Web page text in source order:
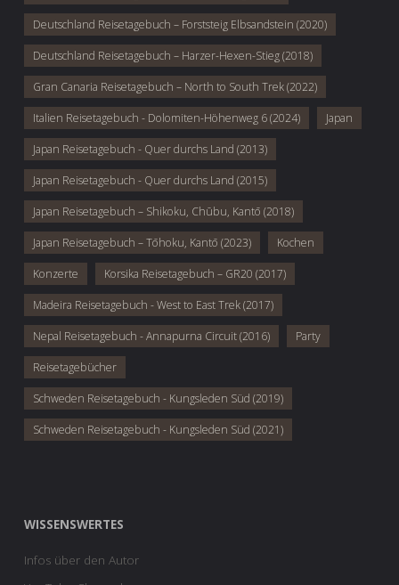
Deutschland Reisetagebuch – Forststeig Elbsandstein (2020)
Deutschland Reisetagebuch – Harzer-Hexen-Stieg (2018)
Gran Canaria Reisetagebuch – North to South Trek (2022)
Italien Reisetagebuch - Dolomiten-Höhenweg 6 (2024) Japan
Japan Reisetagebuch - Quer durchs Land (2013)
Japan Reisetagebuch - Quer durchs Land (2015)
Japan Reisetagebuch – Shikoku, Chūbu, Kantō (2018)
Japan Reisetagebuch – Tōhoku, Kantō (2023) Kochen
Konzerte Korsika Reisetagebuch – GR20 (2017)
Madeira Reisetagebuch - West to East Trek (2017)
Nepal Reisetagebuch - Annapurna Circuit (2016) Party
Reisetagebücher
Schweden Reisetagebuch - Kungsleden Süd (2019)
Schweden Reisetagebuch - Kungsleden Süd (2021)
WISSENSWERTES
Infos über den Autor